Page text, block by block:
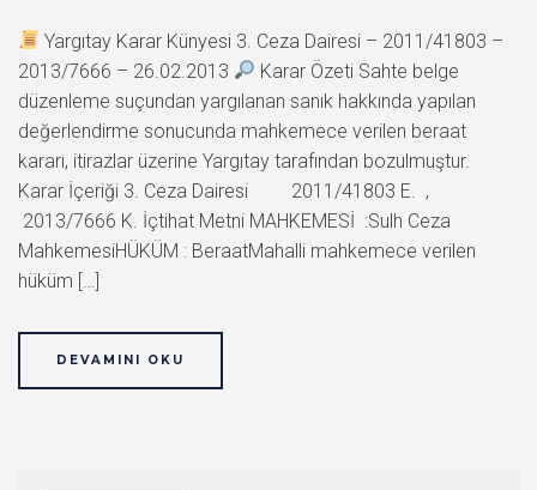
Yargıtay Karar Künyesi 3. Ceza Dairesi – 2011/41803 –
2013/7666 – 26.02.2013
Karar Özeti Sahte belge
düzenleme suçundan yargılanan sanık hakkında yapılan
değerlendirme sonucunda mahkemece verilen beraat
kararı, itirazlar üzerine Yargıtay tarafından bozulmuştur.
Karar İçeriği 3. Ceza Dairesi 2011/41803 E. ,
2013/7666 K. İçtihat Metni MAHKEMESİ :Sulh Ceza
MahkemesiHÜKÜM : BeraatMahalli mahkemece verilen
hüküm […]
DEVAMINI OKU